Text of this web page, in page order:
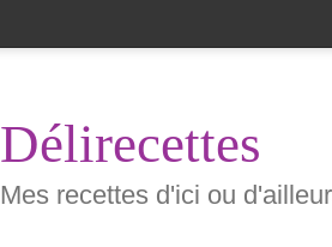
Délirecettes
Mes recettes d'ici ou